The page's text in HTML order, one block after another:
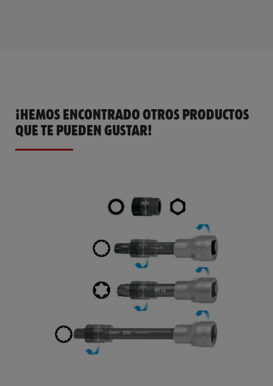
¡HEMOS ENCONTRADO OTROS PRODUCTOS
QUE TE PUEDEN GUSTAR!